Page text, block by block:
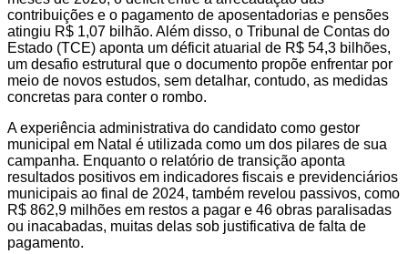
contribuições e o pagamento de aposentadorias e pensões
atingiu R$ 1,07 bilhão. Além disso, o Tribunal de Contas do
Estado (TCE) aponta um déficit atuarial de R$ 54,3 bilhões,
um desafio estrutural que o documento propõe enfrentar por
meio de novos estudos, sem detalhar, contudo, as medidas
concretas para conter o rombo.
A experiência administrativa do candidato como gestor
municipal em Natal é utilizada como um dos pilares de sua
campanha. Enquanto o relatório de transição aponta
resultados positivos em indicadores fiscais e previdenciários
municipais ao final de 2024, também revelou passivos, como
R$ 862,9 milhões em restos a pagar e 46 obras paralisadas
ou inacabadas, muitas delas sob justificativa de falta de
pagamento.